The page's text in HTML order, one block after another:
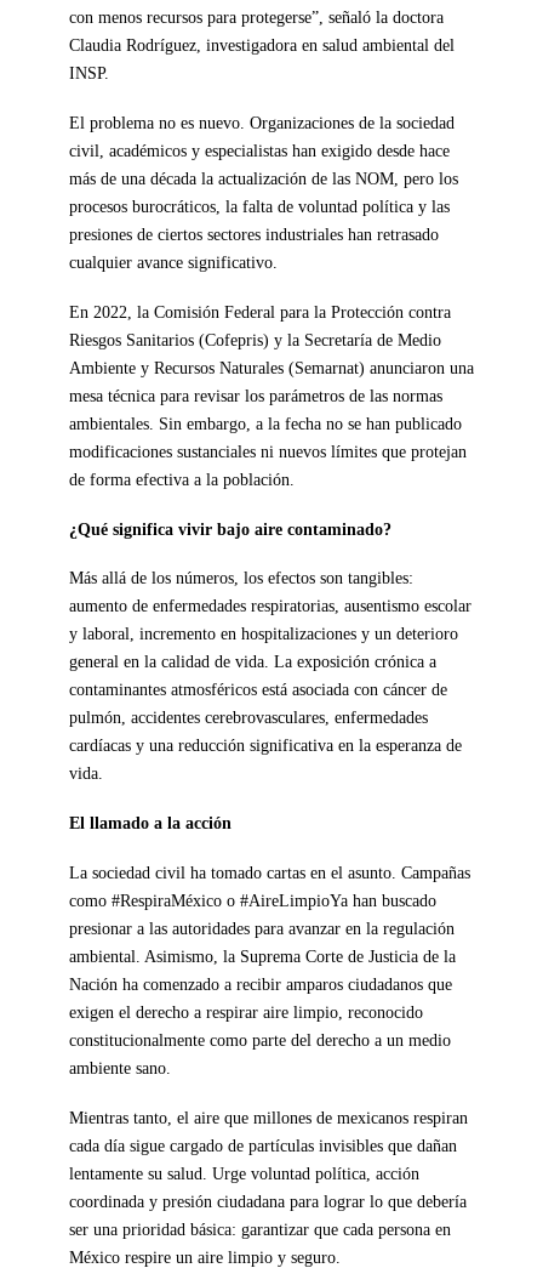
con menos recursos para protegerse”, señaló la doctora
Claudia Rodríguez, investigadora en salud ambiental del
INSP.
El problema no es nuevo. Organizaciones de la sociedad
civil, académicos y especialistas han exigido desde hace
más de una década la actualización de las NOM, pero los
procesos burocráticos, la falta de voluntad política y las
presiones de ciertos sectores industriales han retrasado
cualquier avance significativo.
En 2022, la Comisión Federal para la Protección contra
Riesgos Sanitarios (Cofepris) y la Secretaría de Medio
Ambiente y Recursos Naturales (Semarnat) anunciaron una
mesa técnica para revisar los parámetros de las normas
ambientales. Sin embargo, a la fecha no se han publicado
modificaciones sustanciales ni nuevos límites que protejan
de forma efectiva a la población.
¿Qué significa vivir bajo aire contaminado?
Más allá de los números, los efectos son tangibles:
aumento de enfermedades respiratorias, ausentismo escolar
y laboral, incremento en hospitalizaciones y un deterioro
general en la calidad de vida. La exposición crónica a
contaminantes atmosféricos está asociada con cáncer de
pulmón, accidentes cerebrovasculares, enfermedades
cardíacas y una reducción significativa en la esperanza de
vida.
El llamado a la acción
La sociedad civil ha tomado cartas en el asunto. Campañas
como #RespiraMéxico o #AireLimpioYa han buscado
presionar a las autoridades para avanzar en la regulación
ambiental. Asimismo, la Suprema Corte de Justicia de la
Nación ha comenzado a recibir amparos ciudadanos que
exigen el derecho a respirar aire limpio, reconocido
constitucionalmente como parte del derecho a un medio
ambiente sano.
Mientras tanto, el aire que millones de mexicanos respiran
cada día sigue cargado de partículas invisibles que dañan
lentamente su salud. Urge voluntad política, acción
coordinada y presión ciudadana para lograr lo que debería
ser una prioridad básica: garantizar que cada persona en
México respire un aire limpio y seguro.